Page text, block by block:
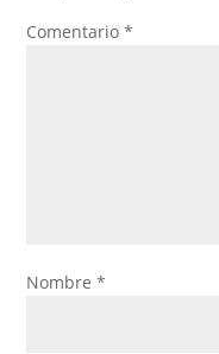
Comentario*
Nombre*